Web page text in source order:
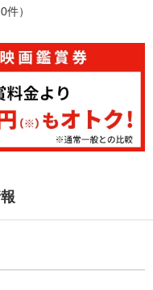
件）